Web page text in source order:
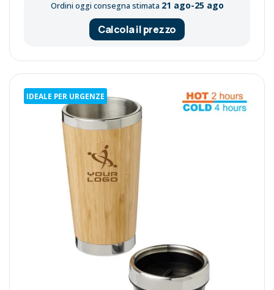
Ordini oggi consegna stimata 21 ago-25 ago
Calcola il prezzo
IDEALE PER URGENZE